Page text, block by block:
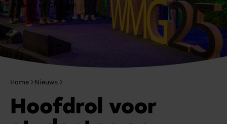
Drivers of Change
Home Nieuws
Hoofdrol voor